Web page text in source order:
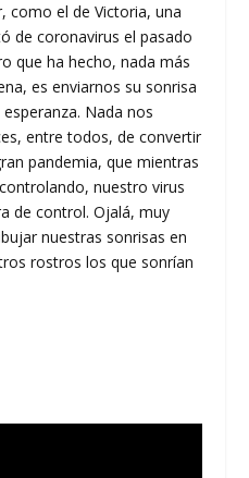
como el de Victoria, una
de coronavirus el pasado
que ha hecho, nada más
es enviarnos su sonrisa
Nada nos
entre todos, de convertir
pandemia, que mientras
nuestro virus
de control. Ojalá, muy
nuestras sonrisas en
rostros los que sonrían